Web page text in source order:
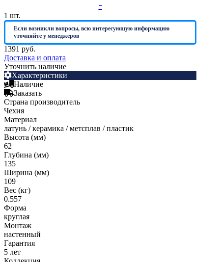
-
1 шт.
Если возникли вопросы, всю интересующую информацию
уточняйте у менеджеров
1391 руб.
Доставка и оплата
Уточнить наличие
Характеристики
Наличие
Заказать
Страна производитель
Чехия
Материал
латунь / керамика / метсплав / пластик
Высота (мм)
62
Глубина (мм)
135
Ширина (мм)
109
Вес (кг)
0.557
Форма
круглая
Монтаж
настенный
Гарантия
5 лет
СЕРИЯ АРРЗ Аллюминиевый.выталкивающий
механизм(открытие нажатием). регулируемый
СЕРИЯ ЛН (скрытый)
СЕРИЯ ЛПК
Развернуть(1)
Сифоны и сливы
Гофрированные трубы для сифонов
Гофрированные трубы и манжеты для унитаза
Сифоны
Развернуть
Смесители и комплектующие
Россинка-ТВК
Смесители для ванной комнаты
Смесители для кухни
Унитазы. писсуары. биде
Биде
Комплектующие для унитазов и инсталляциий